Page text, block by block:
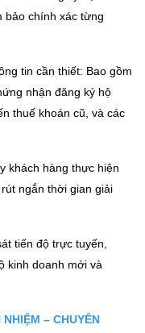
bảo chính xác từng
tin cần thiết: Bao gồm
nhận đăng ký hộ
thuế khoán cũ, và các
khách hàng thực hiện
ngắn thời gian giải
tiến độ trực tuyến,
kinh doanh mới và
– CHUYÊN